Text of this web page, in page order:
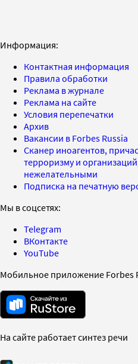
Информация:
Контактная информация
Правила обработки
Реклама в журнале
Реклама на сайте
Условия перепечатки
Архив
Вакансии в Forbes Russia
Сканер иноагентов,
терроризму и
нежелательными
Подписка на печатную
Мы в соцсетях:
Telegram
ВКонтакте
YouTube
Мобильное приложение Forbes
На сайте работает синтез речи